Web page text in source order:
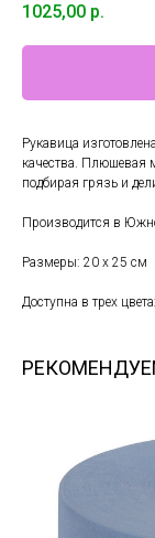
1025,00 р.
Рукавица
качества. Плюшевая
подбирая грязь и
Производится в
Размеры: 20 х 25 см
Доступна в трех